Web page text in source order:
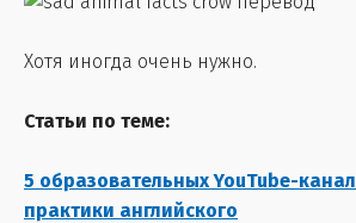
Хотя иногда очень нужно.
Статьи по теме:
5 образовательных YouTube-
практики английского